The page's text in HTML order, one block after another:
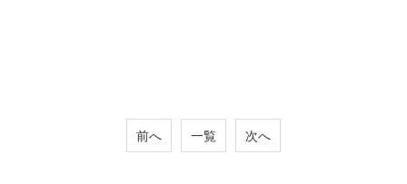
前へ 一覧 次へ